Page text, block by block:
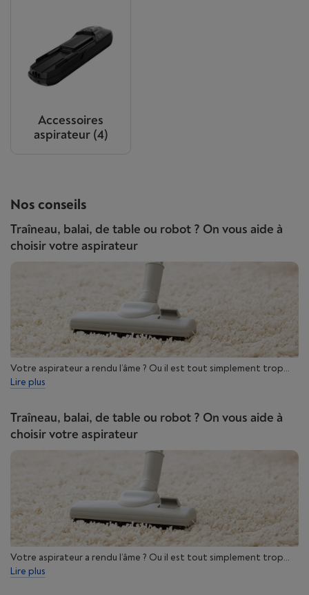
Accessoires
aspirateur(4)
Nos conseils
Traîneau, balai, de table ou robot ? On vous aide à
choisir votre aspirateur
Votre aspirateur a rendu l’âme ? Ou il est tout simplement trop...
Lire plus
Traîneau, balai, de table ou robot ? On vous aide à
choisir votre aspirateur
Votre aspirateur a rendu l’âme ? Ou il est tout simplement trop...
Lire plus